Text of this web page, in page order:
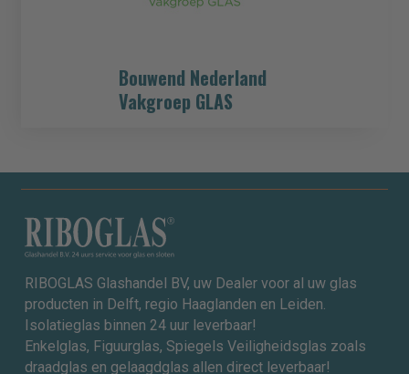
Bouwend Nederland
Vakgroep GLAS
RIBOGLAS Glashandel BV, uw Dealer voor al uw glas
producten in Delft, regio Haaglanden en Leiden.
Isolatieglas binnen 24 uur leverbaar!
Enkelglas, Figuurglas, Spiegels Veiligheidsglas zoals
draadglas en gelaagdglas allen direct leverbaar!